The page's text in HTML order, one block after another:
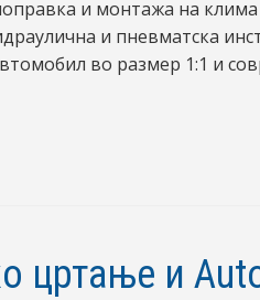
и монтажа на
и пневматска
во размер 1:1 и
цртање и